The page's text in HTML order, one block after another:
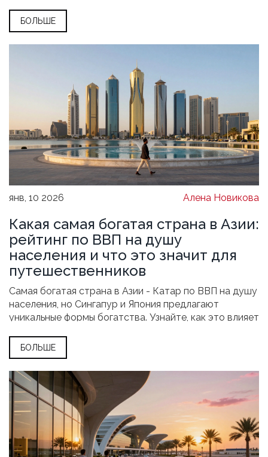
БОЛЬШЕ
янв, 10 2026 Алена Новикова
Какая самая богатая страна в Азии:
рейтинг по ВВП на душу
населения и что это значит для
путешественников
Самая богатая страна в Азии - Катар по ВВП на душу
населения, но Сингапур и Япония предлагают
уникальные формы богатства. Узнайте, как это влияет
побывать.
БОЛЬШЕ